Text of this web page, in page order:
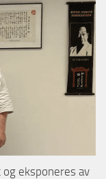
eksponeres av